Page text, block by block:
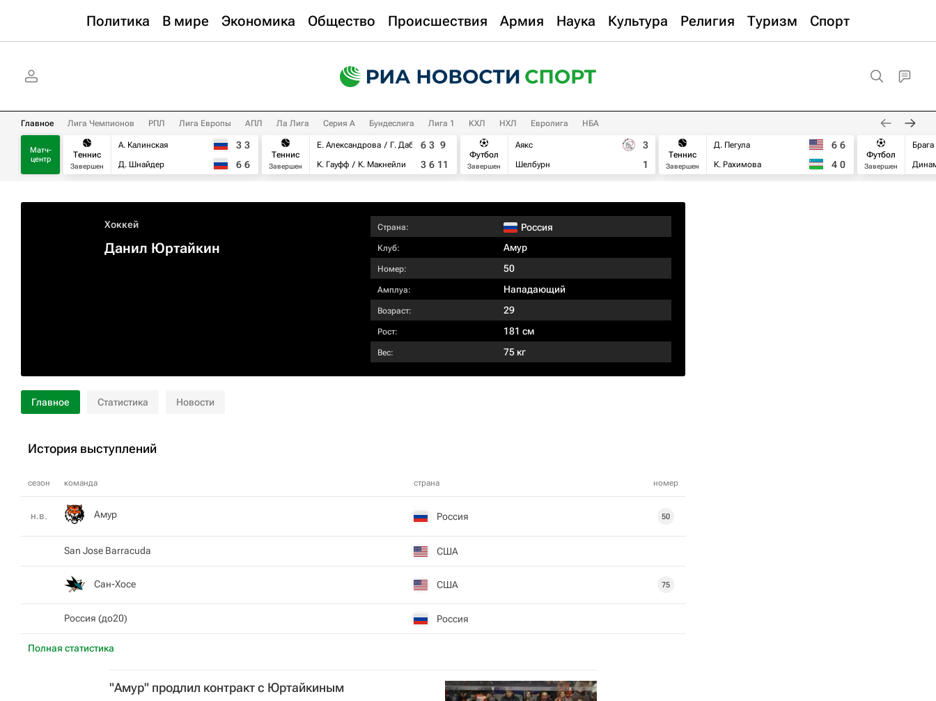
Политика В мире Экономика Общество Происшествия Армия Наука Культура Религия Туризм Спорт
Главное Лига Чемпионов РПЛ Лига Европы АПЛ Ла Лига Серия А Бундеслига Лига 1 КХЛ НХЛ Евролига НБА
Матч-
центр
Теннис
Завершен
А. Калинская
Д. Шнайдер
3 3
6 6
Теннис
Завершен
Е. Александрова
Г. Дабровски
К. Гауфф
К. Макнейли
6 3 9
3 6 11
Футбол
Завершен
Аякс
Шелбурн
3
1
Теннис
Завершен
Д. Пегула
К. Рахимова
6 6
4 0
Футбол
Завершен
Брага
Хоккей
Данил Юртайкин
Страна: Россия
Клуб: Амур
Номер: 50
Амплуа: Нападающий
Возраст: 29
Рост: 181 см
Вес: 75 кг
Главное Статистика Новости
История выступлений
сезон команда страна номер
Полная статистика
н.в. Амур Россия 50
San Jose Barracuda США
Сан-Хосе США 75
Россия (до20) Россия
"Амур" продлил контракт с Юртайкиным